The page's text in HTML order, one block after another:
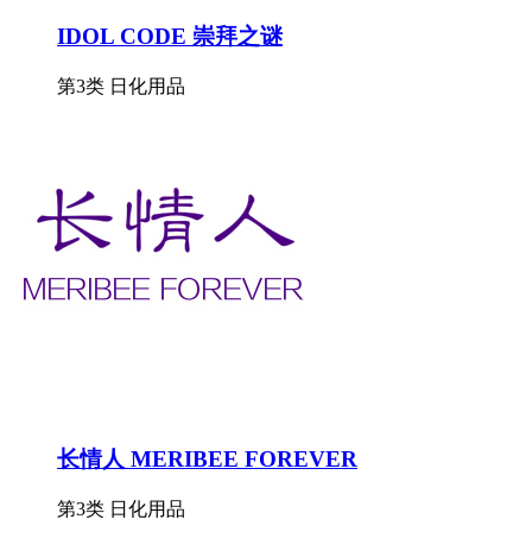
IDOL CODE 崇拜之谜
第3类 日化用品
长情人 MERIBEE FOREVER
第3类 日化用品